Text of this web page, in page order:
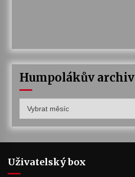
Humpolákův archiv
archiv
Uživatelský box